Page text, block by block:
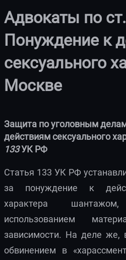
Адвокаты по
Понуждение к
сексуального
Москве
Защита по уголовным
действиям сексуального
133УК РФ
Статья 133 УК РФ
за понуждение к
характера
использованием
зависимости. На деле же,
обвинением в